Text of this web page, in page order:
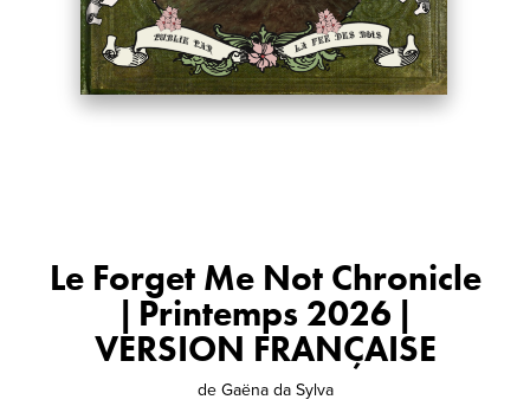
Le Forget Me Not Chronicle
| Printemps 2026 |
VERSION FRANÇAISE
de Gaëna da Sylva